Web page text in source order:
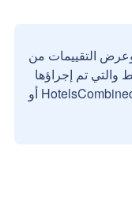
التقييمات من
والتي تم إجراؤها
بواسطة مستخدمين حقيقيين مع HotelsCombined أو